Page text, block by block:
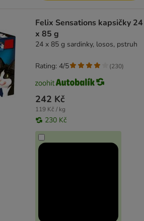
Felix Sensations kapsičky 24
x 85 g
24 x 85 g sardinky, losos, pstruh
242 Kč
119 Kč / kg
230 Kč
Rating: 4/5 (230)